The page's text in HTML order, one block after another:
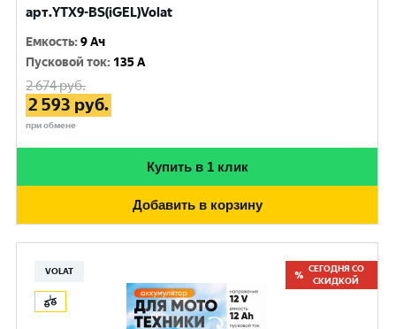
арт.YTX9-BS(iGEL)Volat
Емкость:9 Ач
Пусковой ток: 135 A
2 674руб.
2 593 руб.
при обмене
Купить в 1 клик
Добавить в корзину
VOLAT
СЕГОДНЯ СО
СКИДКОЙ